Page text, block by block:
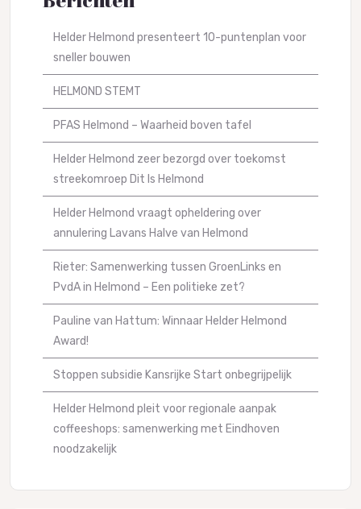
Helder Helmond presenteert 10-puntenplan voor
sneller bouwen
HELMOND STEMT
PFAS Helmond – Waarheid boven tafel
Helder Helmond zeer bezorgd over toekomst
streekomroep Dit Is Helmond
Helder Helmond vraagt opheldering over
annulering Lavans Halve van Helmond
Rieter: Samenwerking tussen GroenLinks en
PvdA in Helmond – Een politieke zet?
Pauline van Hattum: Winnaar Helder Helmond
Award!
Stoppen subsidie Kansrijke Start onbegrijpelijk
Helder Helmond pleit voor regionale aanpak
coffeeshops: samenwerking met Eindhoven
noodzakelijk